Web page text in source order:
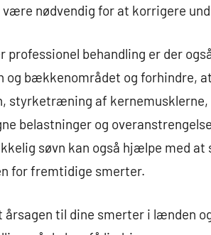
nødvendig for at korrigere
professionel behandling er der
og bækkenområdet og forhindre,
styrketræning af kernemusklerne,
belastninger og
søvn kan også hjælpe med at
for fremtidige smerter.
årsagen til dine smerter i lænden